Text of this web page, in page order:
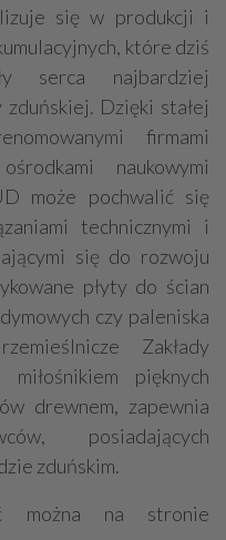
się w produkcji i
które dziś
serca najbardziej
Dzięki stałej
firmami
naukowymi
może pochwalić się
technicznymi i
się do rozwoju
płyty do ścian
czy paleniska
Zakłady
pięknych
drewnem, zapewnia
posiadających
zduńskim.
można na stronie